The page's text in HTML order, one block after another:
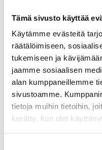
Tämä sivusto käyttää
Käytämme evästeitä
räätälöimiseen,
tukemiseen ja
jaamme sosiaalisen
alan kumppaneillemme
sivustoamme.
tietoja muihin tietoihin,
kerätty, kun olet
Varoja voidaan
yleishyödyllisten
matkakustannuksiin,
tuotantokustannuksiin,
verkkoviestinnän,
sekä yleisölle avoimien
asiantuntijapalveluihin,
vesistövaikutuksen
toteuttamisesta